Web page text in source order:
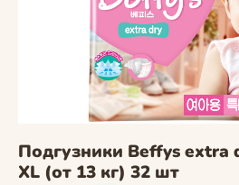
фото скоро
Подгузники Beffys extra
XL (от 13 кг) 32 шт